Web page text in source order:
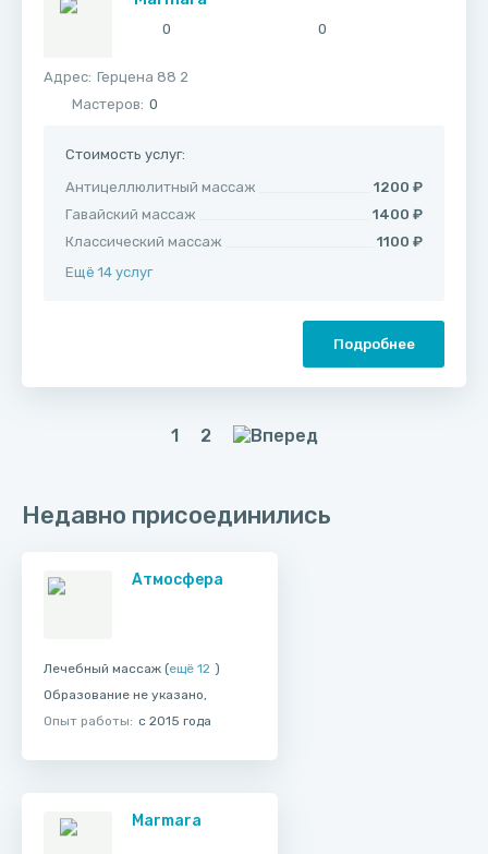
0 0
Адрес: ​Герцена 88 2
Мастеров: 0
Стоимость услуг:
Антицеллюлитный массаж
1200 ₽
Гавайский массаж
1400 ₽
Классический массаж
1100 ₽
Ещё 14 услуг
Подробнее
1 2
Недавно присоединились
Атмосфера
Лечебный массаж (ещё 12 )
Образование не указано,
Опыт работы: с 2015 года
Marmara